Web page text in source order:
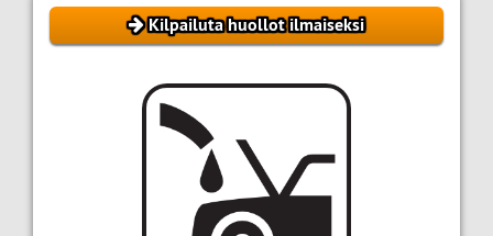
Kilpailuta huollot ilmaiseksi